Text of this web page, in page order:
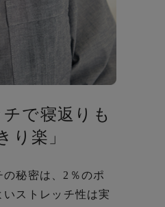
チで寝返りも
り楽」
秘密は、2％のポ
いストレッチ性は実